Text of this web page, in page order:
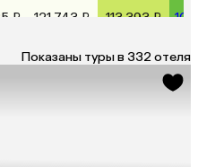
₽
121 743 ₽
113 393 ₽
Показаны туры в 332 отеля